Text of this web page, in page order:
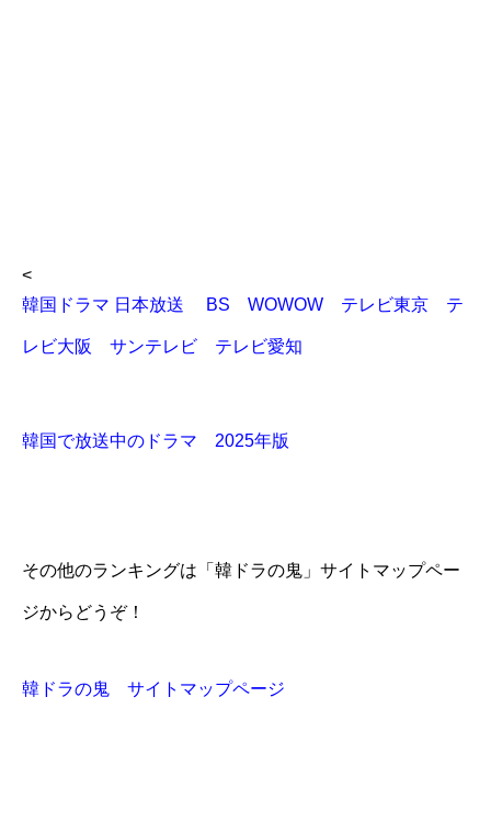
<
韓国ドラマ 日本放送 BS WOWOW テレビ東京 テ
レビ大阪 サンテレビ テレビ愛知
韓国で放送中のドラマ 2025年版
その他のランキングは「韓ドラの鬼」サイトマップペー
ジからどうぞ！
韓ドラの鬼 サイトマップページ